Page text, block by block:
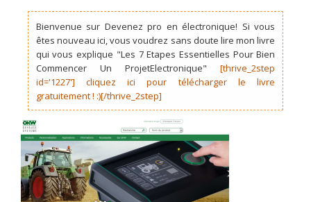
Bienvenue sur Devenez pro en électronique! Si vous
êtes nouveau ici, vous voudrez sans doute lire mon livre
qui vous explique "Les 7 Etapes Essentielles Pour Bien
Commencer Un ProjetElectronique"[thrive_2step
id='1227'] cliquez ici pour télécharger le livre
gratuitement ! :)[/thrive_2step]